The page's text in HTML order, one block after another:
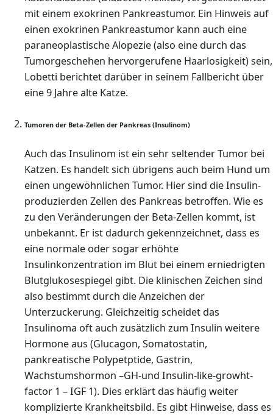
mit einem exokrinen Pankreastumor. Ein Hinweis auf
einen exokrinen Pankreastumor kann auch eine
paraneoplastische Alopezie (also eine durch das
Tumorgeschehen hervorgerufene Haarlosigkeit) sein,
Lobetti berichtet darüber in seinem Fallbericht über
eine 9 Jahre alte Katze.
Tumoren der Beta-Zellen der Pankreas (Insulinom)
Auch das Insulinom ist ein sehr seltender Tumor bei
Katzen. Es handelt sich übrigens auch beim Hund um
einen ungewöhnlichen Tumor. Hier sind die Insulin-
produzierden Zellen des Pankreas betroffen. Wie es
zu den Veränderungen der Beta-Zellen kommt, ist
unbekannt. Er ist dadurch gekennzeichnet, dass es
eine normale oder sogar erhöhte
Insulinkonzentration im Blut bei einem erniedrigten
Blutglukosespiegel gibt. Die klinischen Zeichen sind
also bestimmt durch die Anzeichen der
Unterzuckerung. Gleichzeitig scheidet das
Insulinoma oft auch zusätzlich zum Insulin weitere
Hormone aus (Glucagon, Somatostatin,
pankreatische Polypetptide, Gastrin,
Wachstumshormon –GH-und Insulin-like-growht-
factor 1 – IGF 1). Dies erklärt das häufig weiter
komplizierte Krankheitsbild. Es gibt Hinweise, dass es